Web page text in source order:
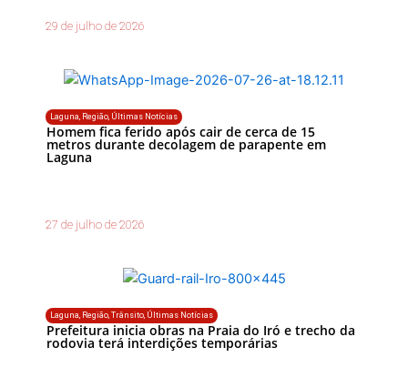
29 de julho de 2026
Laguna, Região, Últimas Notícias
Homem fica ferido após cair de cerca de 15
metros durante decolagem de parapente em
Laguna
27 de julho de 2026
Laguna, Região, Trânsito, Últimas Notícias
Prefeitura inicia obras na Praia do Iró e trecho da
rodovia terá interdições temporárias